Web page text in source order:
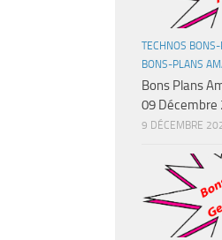
TECHNOS BONS-
BONS-PLANS
Bons Plans
09 Décembre
9 DÉCEMBRE